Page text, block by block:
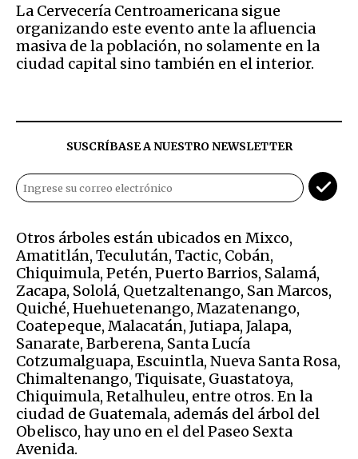
La Cervecería Centroamericana sigue
organizando este evento ante la afluencia
masiva de la población, no solamente en la
ciudad capital sino también en el interior.
SUSCRÍBASE A NUESTRO NEWSLETTER
Otros árboles están ubicados en Mixco,
Amatitlán, Teculután, Tactic, Cobán,
Chiquimula, Petén, Puerto Barrios, Salamá,
Zacapa, Sololá, Quetzaltenango, San Marcos,
Quiché, Huehuetenango, Mazatenango,
Coatepeque, Malacatán, Jutiapa, Jalapa,
Sanarate, Barberena, Santa Lucía
Cotzumalguapa, Escuintla, Nueva Santa Rosa,
Chimaltenango, Tiquisate, Guastatoya,
Chiquimula, Retalhuleu, entre otros. En la
ciudad de Guatemala, además del árbol del
Obelisco, hay uno en el del Paseo Sexta
Avenida.